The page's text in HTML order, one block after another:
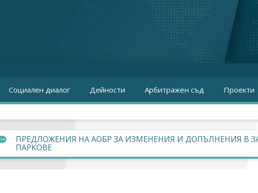
Социален диалог Дейности Арбитражен съд Проекти
ПРЕДЛОЖЕНИЯ НА АОБР ЗА ИЗМЕНЕНИЯ И ДОПЪЛНЕНИЯ В
ПАРКОВЕ